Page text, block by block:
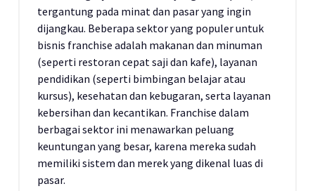
tergantung pada minat dan pasar yang ingin
dijangkau. Beberapa sektor yang populer untuk
bisnis franchise adalah makanan dan minuman
(seperti restoran cepat saji dan kafe), layanan
pendidikan (seperti bimbingan belajar atau
kursus), kesehatan dan kebugaran, serta layanan
kebersihan dan kecantikan. Franchise dalam
berbagai sektor ini menawarkan peluang
keuntungan yang besar, karena mereka sudah
memiliki sistem dan merek yang dikenal luas di
pasar.